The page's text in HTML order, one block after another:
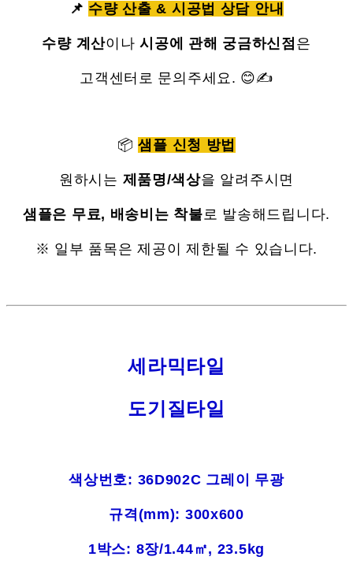
📌 수량 산출 & 시공법 상담 안내
수량 계산이나시공에 관해 궁금하신점 은
고객센터로 문의주세요. 😊✍
📦샘플 신청 방법
원하시는 제품명/색상을 알려주시면
샘플은 무료, 배송비는 착불로 발송해드립니다.
※ 일부 품목은 제공이 제한될 수 있습니다.
세라믹타일
도기질타일
색상번호: 36D902C 그레이 무광
규격(mm): 300x600
1박스: 8장/1.44㎡, 23.5kg